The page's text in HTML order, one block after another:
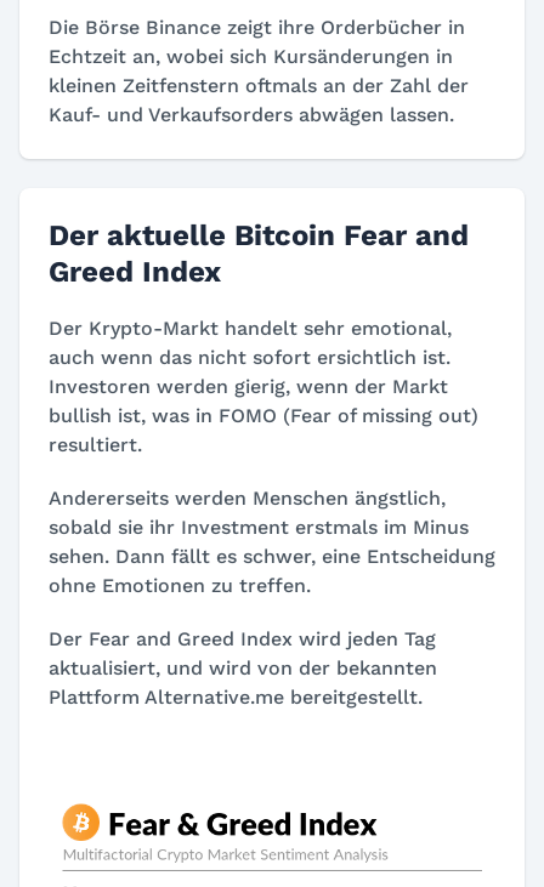
Die Börse Binance zeigt ihre Orderbücher in
Echtzeit an, wobei sich Kursänderungen in
kleinen Zeitfenstern oftmals an der Zahl der
Kauf- und Verkaufsorders abwägen lassen.
Der aktuelle Bitcoin Fear and
Greed Index
Der Krypto-Markt handelt sehr emotional,
auch wenn das nicht sofort ersichtlich ist.
Investoren werden gierig, wenn der Markt
bullish ist, was in FOMO (Fear of missing out)
resultiert.
Andererseits werden Menschen ängstlich,
sobald sie ihr Investment erstmals im Minus
sehen. Dann fällt es schwer, eine Entscheidung
ohne Emotionen zu treffen.
Der Fear and Greed Index wird jeden Tag
aktualisiert, und wird von der bekannten
Plattform Alternative.me bereitgestellt.